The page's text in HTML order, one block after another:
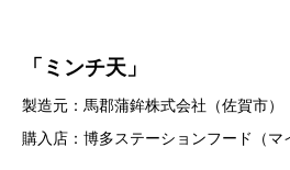
「ミンチ天」
製造元：馬郡蒲鉾株式会社（佐賀市）
購入店：博多ステーションフード（マ